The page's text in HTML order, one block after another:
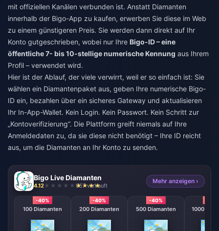
mit offiziellen Kanälen verbunden ist. Anstatt Diamanten
innerhalb der Bigo-App zu kaufen, erwerben Sie diese im Web
zu einem günstigeren Preis. Sie werden dann direkt auf Ihr
Konto gutgeschrieben, wobei nur Ihre Bigo-ID – eine
öffentliche 7- bis 10-stellige numerische Kennung aus Ihrem
Profil – verwendet wird.
Hier ist der Ablauf, der viele verwirrt, weil er so einfach ist: Sie
wählen ein Diamantenpaket aus, geben Ihre numerische Bigo-
ID ein, bezahlen über ein sicheres Gateway und aktualisieren
Ihr In-App-Wallet. Kein Login. Kein Passwort. Kein Schritt zur
„Kontoverifizierung“. Die Plattform greift niemals auf Ihre
Anmeldedaten zu, da sie diese nicht benötigt – Ihre ID reicht
aus, um die Diamanten an Ihr Konto zu senden.
Bigo Live Diamanten
4.12 857 verkauft
Mehr anzeigen ›
-40%
100 Diamanten
-40%
200 Diamanten
-40%
500 Diamanten 1000